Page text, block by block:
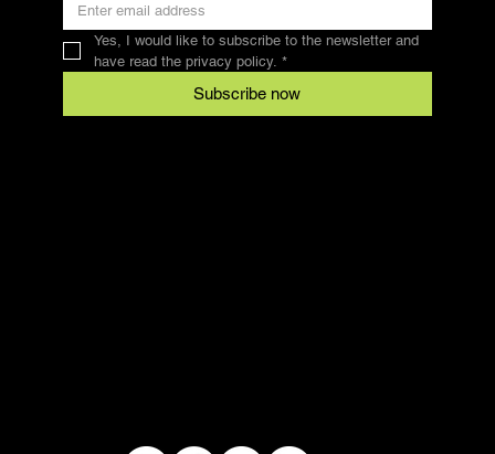
Yes, I would like to subscribe to the newsletter and
have read the privacy policy. *
Subscribe now